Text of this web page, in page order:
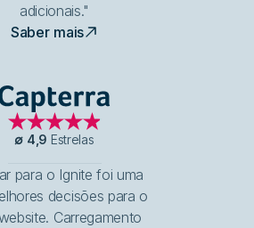
adicionais."
Saber mais
Capterra
∅ 4,9 Estrelas
para o Ignite foi uma
decisões para o
Carregamento